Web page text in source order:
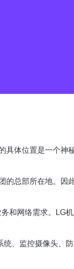
具体位置是一个神
的总部所在地。因
和网络需求。LG
、监控摄像头、